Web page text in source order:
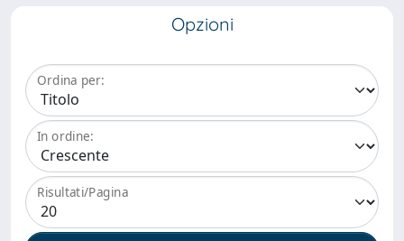
Opzioni
Ordina per:
In ordine:
Risultati/Pagina